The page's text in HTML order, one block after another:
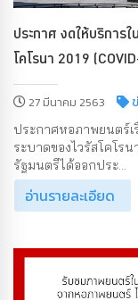
ประกาศ งดให้บริการ
โคโรนา 2019
27 มีนาคม 2563
ประกาศหอภาพยนตร์
ระบาดของไวรัสโคโร
รัฐมนตรีได้ออกประ...
อ่านรายละเอียด